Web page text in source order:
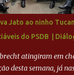
pesaram para que
a compra do clube.
NA SAF
COMPROU 90%
Jato ao ninho
do PSDB |
atingiram em
desta semana, já